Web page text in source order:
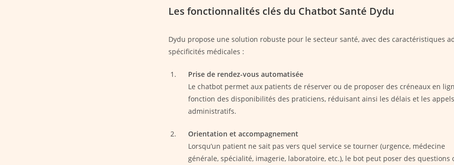
Les fonctionnalités clés du Chatbot Santé Dydu
Dydu propose une solution robuste pour le secteur santé, avec des caractéristiques
spécificités médicales :
Prise de rendez-vous automatisée
Le chatbot permet aux patients de réserver ou de proposer des créneaux en
fonction des disponibilités des praticiens, réduisant ainsi les délais et les appels
administratifs.
Orientation et accompagnement
Lorsqu’un patient ne sait pas vers quel service se tourner (urgence, médecine
générale, spécialité, imagerie, laboratoire, etc.), le bot peut poser des questions